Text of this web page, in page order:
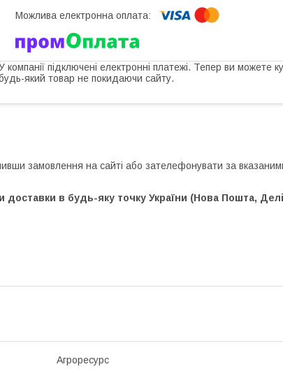
компанії підключені електронні платежі. Тепер ви можете
який товар не покидаючи сайту.
замовлення на сайті або зателефонувати за
в будь-яку точку України (Нова Пошта,
Агроресурс